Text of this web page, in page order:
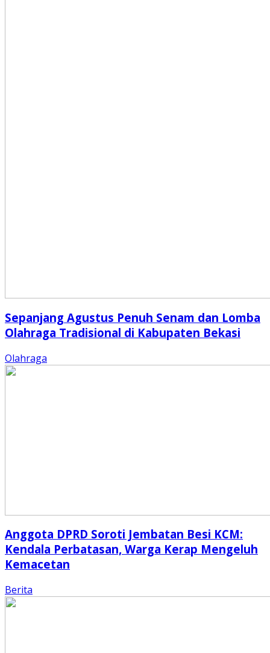
Sepanjang Agustus Penuh Senam dan Lomba
Olahraga Tradisional di Kabupaten Bekasi
Olahraga
Anggota DPRD Soroti Jembatan Besi KCM:
Kendala Perbatasan, Warga Kerap Mengeluh
Kemacetan
Berita